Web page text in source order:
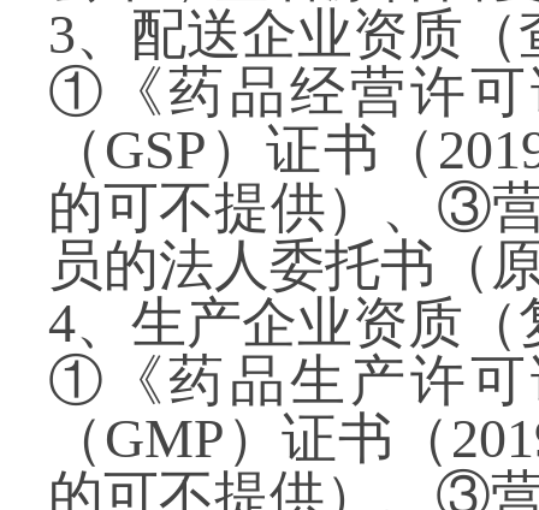
3、配送企业资质
①《药品经营许
（GSP ）证书 （
的可不提供） 、③
员的法人委托书（
4、生产企业资质（
①《药品生产许
（GMP）证书 （
的可不提供） 、③